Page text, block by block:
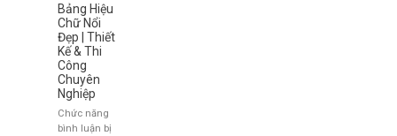
Tên
Inox
Hay
Mica:
Nên
Chọn
Loại
Nào?
Bảng Hiệu
Chữ Nổi
Đẹp | Thiết
Kế & Thi
Công
Chuyên
Nghiệp
Chức năng
bình luận bị